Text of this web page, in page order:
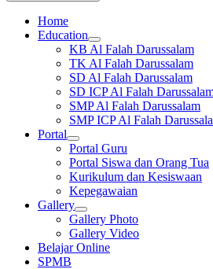
Home
Education
KB Al Falah Darussalam
TK Al Falah Darussalam
SD Al Falah Darussalam
SD ICP Al Falah
SMP Al Falah Darussalam
SMP ICP Al Falah
Portal
Portal Guru
Portal Siswa dan Orang Tua
Kurikulum dan Kesiswaan
Kepegawaian
Gallery
Gallery Photo
Gallery Video
Belajar Online
SPMB